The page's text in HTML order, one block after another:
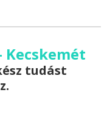
tudást